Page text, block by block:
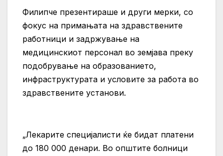
Филипче презентираше и други мерки, со
фокус на примањата на здравствените
работници и задржување на
медицинскиот персонал во земјава преку
подобрување на образованието,
инфраструктурата и условите за работа во
здравствените установи.
„Лекарите специјалисти ќе бидат платени
до 180 000 денари. Во општите болници